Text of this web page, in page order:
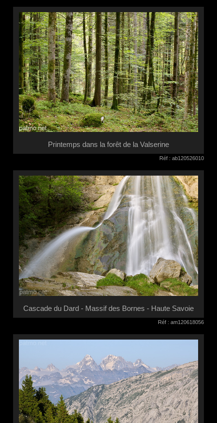
Printemps dans la forêt de la Valserine
Réf : ab120526010
Cascade du Dard - Massif des Bornes - Haute Savoie
Réf : am120618056